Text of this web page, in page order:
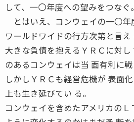
して、一〇年度への望みをつなぐ。
とはいえ、コンウェイの一〇年
ワールドワイドの行方次第と言え
大きな負債を抱えるＹＲＣに対
のあるコンウェイは当 面有利に戦
しかしＹＲＣも経営危機が 表面
上も生き延びてい る。
コンウェイを含めたアメリカの